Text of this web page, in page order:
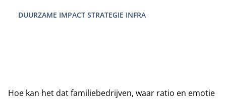
DUURZAME IMPACT STRATEGIE INFRA
Hoe kan het dat familiebedrijven, waar ratio en emotie